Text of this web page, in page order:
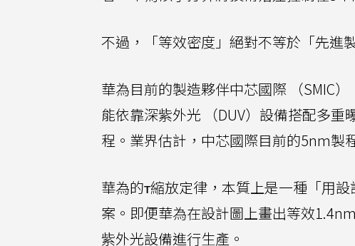
不過，「等效密度」絕對不等於「先進
華為目前的製造夥伴中芯國際 （SMIC
能依靠深紫外光 （DUV）設備搭配多
程。業界估計，中芯國際目前的5nm製
華為的τ縮放定律，本質上是一種「用
案。即便華為在設計圖上畫出等效
紫外光設備進行生產。